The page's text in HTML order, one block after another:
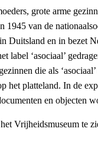
grote arme
1945 van de
Duitsland en in bezet
label ‘asociaal’
die als
het platteland. In de
en objecten
Vrijheidsmuseum te